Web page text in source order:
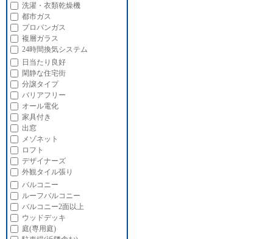
洗濯・衣類乾燥機
都市ガス
プロパンガス
複層ガラス
24時間換気システム
日当たり良好
閑静な住宅街
分譲タイプ
バリアフリー
オール電化
家具付き
出窓
メゾネット
ロフト
デザイナーズ
外観タイル張り
バルコニー
ルーフバルコニー
バルコニー2面以上
ウッドデッキ
庭(専用庭)